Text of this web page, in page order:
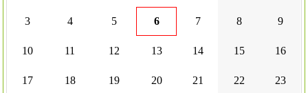
3 4 5 6 7 8 9
10 11 12 13 14 15 16
17 18 19 20 21 22 23